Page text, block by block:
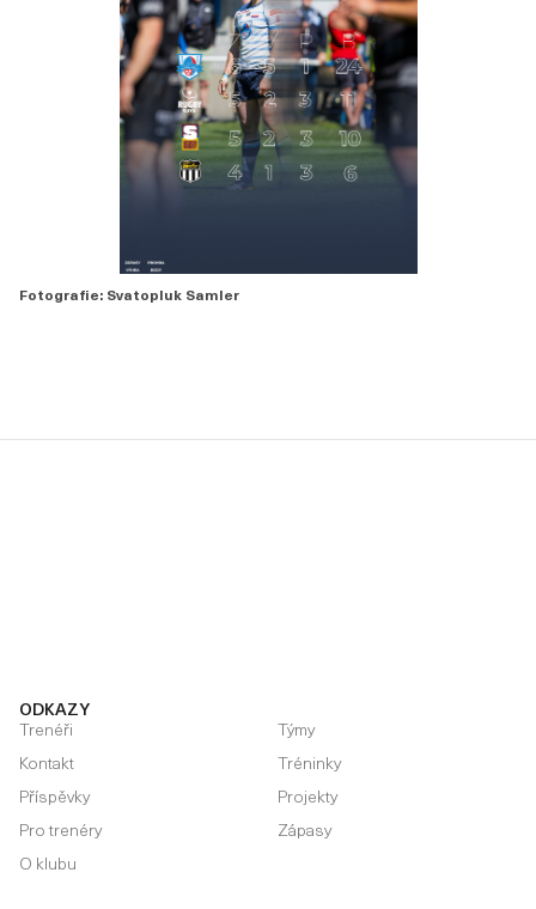
Fotografie: Svatopluk Samler
ODKAZY
Trenéři
Týmy
Kontakt
Tréninky
Příspěvky
Projekty
Pro trenéry
Zápasy
O klubu